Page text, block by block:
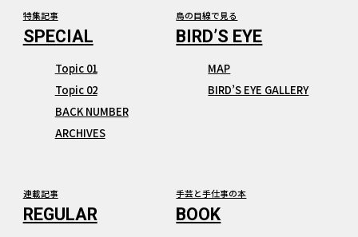
特集記事
Topic 01
Topic 02
BACK NUMBER
ARCHIVES
鳥の目線で見る
MAP
BIRD’S EYE GALLERY
連載記事 手芸と手仕事の本